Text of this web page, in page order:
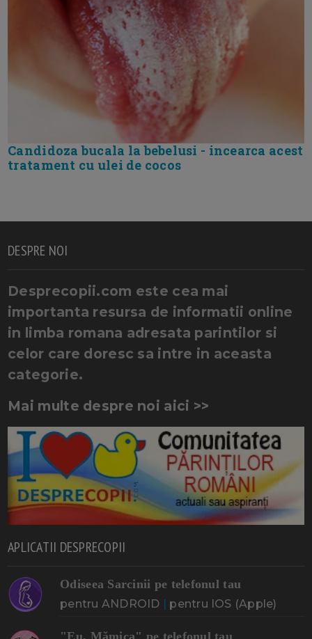
Candidoza bucala la bebelusi - incearca acest
tratament cu ulei de cocos
DESPRE NOI
Desprecopii.com este cea mai
importanta resursa de informatii online
in limba romana adresata parintilor si
celor care doresc sa intre in aceasta
categorie.
Mai multe despre noi aici >>
APLICATII DESPRECOPII
Odiseea Sarcinii pe telefonul tau
pentru ANDROID | pentru IOS (Apple)
"Eu, Mămica" pe telefonul tau